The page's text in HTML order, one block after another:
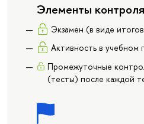
Элементы контроля
Экзамен (в виде
Активность в учебном
Промежуточные
(тесты) после каждой